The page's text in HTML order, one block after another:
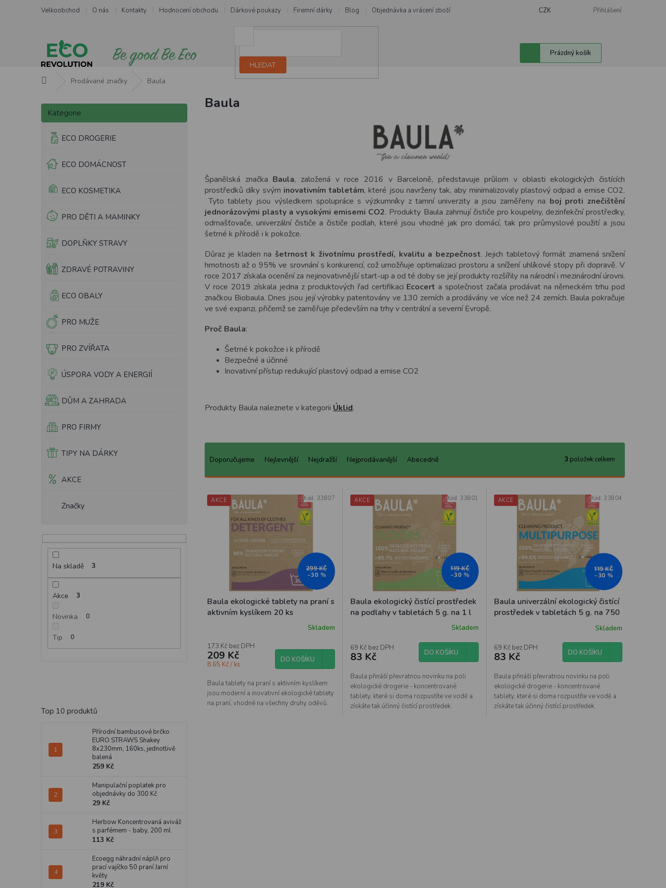
Velkoobchod O nás Kontakty Hodnocení obchodu Dárkové poukazy Firemní dárky Blog Objednávka a vrácení zboží CZK Přihlášení
HLEDAT
Nákupní
košík
Prázdný košík
Prodávané značky Baula
P
s
Přeskočit
kategorie
Kategorie
ECO DROGERIE
ECO DOMÁCNOST
ECO KOSMETIKA
PRO DĚTI A MAMINKY
DOPLŇKY STRAVY
ZDRAVÉ POTRAVINY
ECO OBALY
PRO MUŽE
PRO ZVÍŘATA
ÚSPORA VODY A ENERGIÍ
DŮM A ZAHRADA
PRO FIRMY
TIPY NA DÁRKY
AKCE
Značky
Na skladě 3
Akce 3
Novinka 0
Tip 0
Top 10 produktů
Přírodní bambusové brčko
EURO STRAWS Shakey
8x230mm, 160ks, jednotlivě
balená
259 Kč
Manipulační poplatek pro
objednávky do 300 Kč
29 Kč
Herbow Koncentrovaná aviváž
s parfémem - baby, 200 ml
113 Kč
Ecoegg náhradní náplň pro
prací vajíčko 50 praní Jarní
květy
219 Kč
Baula
Španělská značka Baula, založená v roce 2016 v Barceloně, představuje průlom v oblasti ekologických čistících
prostředků díky svým inovativním tabletám, které jsou navrženy tak, aby minimalizovaly plastový odpad a emise CO2.
Tyto tablety jsou výsledkem spolupráce s výzkumníky z tamní univerzity a jsou zaměřeny na boj proti znečištění
jednorázovými plasty a vysokými emisemi CO2. Produkty Baula zahrnují čističe pro koupelny, dezinfekční prostředky,
odmašťovače, univerzální čističe a čističe podlah, které jsou vhodné jak pro domácí, tak pro průmyslové použití a jsou
šetrné k přírodě i k pokožce.
Důraz je kladen na šetrnost k životnímu prostředí, kvalitu a bezpečnost. Jejich tabletový formát znamená snížení
hmotnosti až o 95% ve srovnání s konkurencí, což umožňuje optimalizaci prostoru a snížení uhlíkové stopy při dopravě. V
roce 2017 získala ocenění za nejinovativnější start-up a od té doby se její produkty rozšířily na národní i mezinárodní úrovni.
V roce 2019 získala jedna z produktových řad certifikaci Ecocert a společnost začala prodávat na německém trhu pod
značkou Biobaula. Dnes jsou její výrobky patentovány ve 130 zemích a prodávány ve více než 24 zemích. Baula pokračuje
ve své expanzi, přičemž se zaměřuje především na trhy v centrální a severní Evropě.
Proč Baula:
Šetrné k pokožce i k přírodě
Bezpečné a účinné
Inovativní přístup redukující plastový odpad a emise CO2
Produkty Baula naleznete v kategorii Úklid.
e
Doporučujeme Nejlevnější Nejdražší Nejprodávanější Abecedně 3 položek celkem
V
o
d
u
k
t
ů
AKCE
299 KČ
–30 %
Baula ekologické tablety na praní s
aktivním kyslíkem 20 ks
Skladem
173 Kč bez DPH
209 Kč
8.65 Kč / ks
DO KOŠÍKU
Baula tablety na praní s aktivním kyslíkem
jsou moderní a inovativní ekologické tablety
na praní, vhodné na všechny druhy oděvů.
Kód: 33807 AKCE
119 KČ
–30 %
Baula ekologický čistící prostředek
na podlahy v tabletách 5 g. na 1 l
Skladem
69 Kč bez DPH
83 Kč DO KOŠÍKU
Baula přináší převratnou novinku na poli
ekologické drogerie - koncentrované
tablety, které si doma rozpustíte ve vodě a
získáte tak účinný čistící prostředek.
Kód: 33801 AKCE
119 KČ
–30 %
Baula univerzální ekologický čistící
prostředek v tabletách 5 g. na 750
Skladem
69 Kč bez DPH
83 Kč DO KOŠÍKU
Baula přináší převratnou novinku na poli
ekologické drogerie - koncentrované
tablety, které si doma rozpustíte ve vodě a
získáte tak účinný čistící prostředek.
Kód: 33804